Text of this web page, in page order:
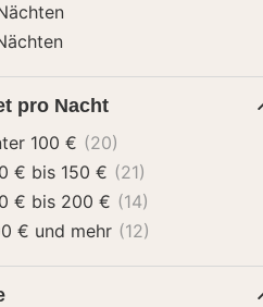
pro Nacht
Unter 100 € (20)
100 € bis 150 € (21)
150 € bis 200 € (14)
200 € und mehr (12)